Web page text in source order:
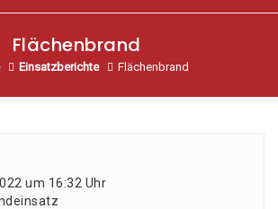
Flächenbrand
Einsatzberichte Flächenbrand
um 16:32 Uhr